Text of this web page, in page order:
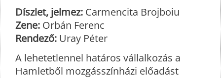
Díszlet, jelmez: Carmencita Brojboiu
Zene: Orbán Ferenc
Rendező: Uray Péter
A lehetetlennel határos vállalkozás a
Hamletből mozgásszínházi előadást